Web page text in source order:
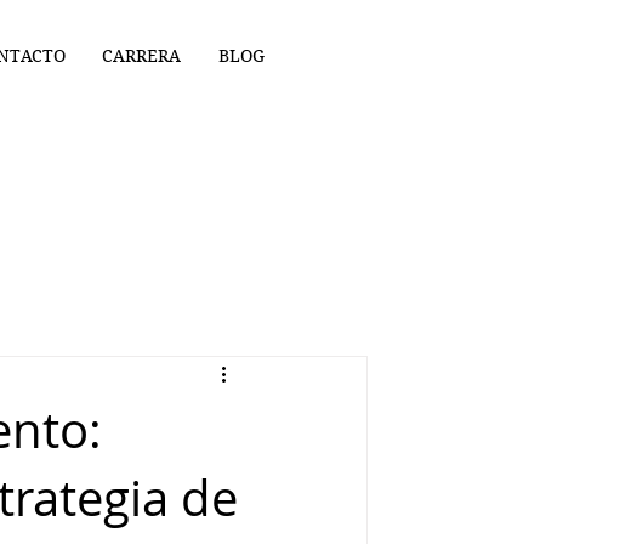
CARRERA BLOG
de